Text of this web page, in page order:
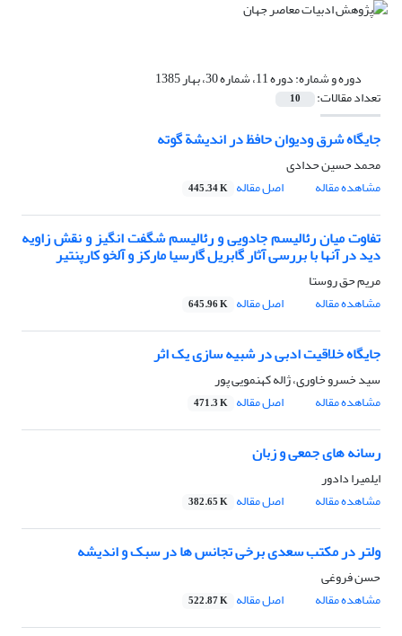
دوره و شماره:دوره 11، شماره 30، بهار 1385
تعداد مقالات: 10
جایگاه شرق ودیوان حافظ در اندیشة گوته
محمد حسین حدادی
مشاهده مقاله
اصل مقاله 445.34 K
تفاوت میان رئالیسم جادویی و رئالیسم شگفت انگیز و نقش زاویه
دید در آنها با بررسی آثار گابریل گارسیا مارکز و آلخو کارپنتیر
مریم حق روستا
مشاهده مقاله
اصل مقاله 645.96 K
جایگاه خلاقیت ادبی در شبیه سازی یک اثر
سید خسرو خاوری، ژاله کهنمویی پور
مشاهده مقاله
اصل مقاله 471.3 K
رسانه های جمعی و زبان
ایلمیرا دادور
مشاهده مقاله
اصل مقاله 382.65 K
ولتر در مکتب سعدی برخی تجانس ها در سبک و اندیشه
حسن فروغی
مشاهده مقاله
اصل مقاله 522.87 K